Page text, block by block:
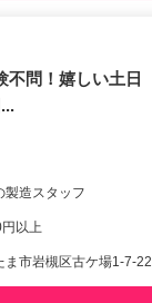
不問！嬉しい土日
製造スタッフ
以上
ま市岩槻区古ケ場1-7-22